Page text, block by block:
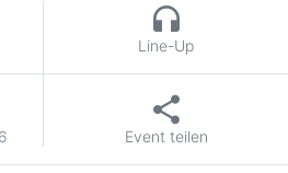
headphones
Line-Up
share
Event teilen